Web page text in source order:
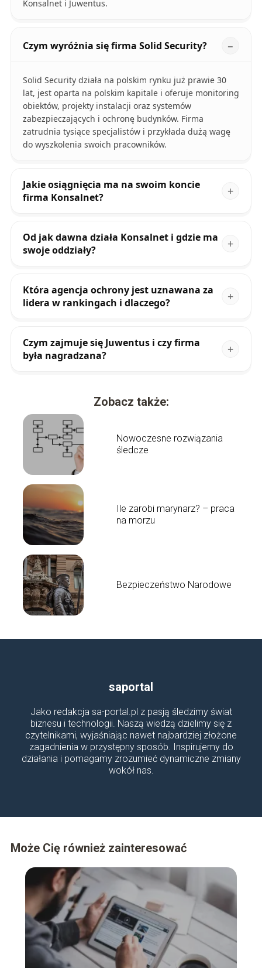
Konsalnet i Juwentus.
Czym wyróżnia się firma Solid Security?
Solid Security działa na polskim rynku już prawie 30
lat, jest oparta na polskim kapitale i oferuje monitoring
obiektów, projekty instalacji oraz systemów
zabezpieczających i ochronę budynków. Firma
zatrudnia tysiące specjalistów i przykłada dużą wagę
do wyszkolenia swoich pracowników.
Jakie osiągnięcia ma na swoim koncie
firma Konsalnet?
Od jak dawna działa Konsalnet i gdzie ma
swoje oddziały?
Która agencja ochrony jest uznawana za
lidera w rankingach i dlaczego?
Czym zajmuje się Juwentus i czy firma
była nagradzana?
Zobacz także:
Nowoczesne rozwiązania
śledcze
Ile zarobi marynarz? – praca
na morzu
Bezpieczeństwo Narodowe
saportal
Jako redakcja sa-portal.pl z pasją śledzimy świat
biznesu i technologii. Naszą wiedzą dzielimy się z
czytelnikami, wyjaśniając nawet najbardziej złożone
zagadnienia w przystępny sposób. Inspirujemy do
działania i pomagamy zrozumieć dynamiczne zmiany
wokół nas.
Może Cię również zainteresować